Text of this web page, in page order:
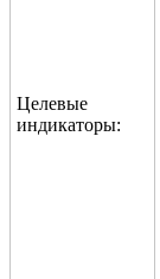
Целевые
индикаторы: